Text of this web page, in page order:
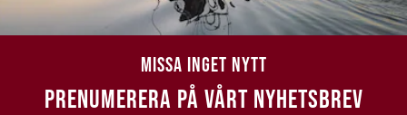
MISSA INGET NYTT
PRENUMERERA PÅ VÅRT NYHETSBREV